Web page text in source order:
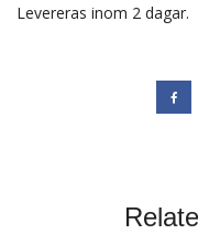
Levereras inom 2 dagar.